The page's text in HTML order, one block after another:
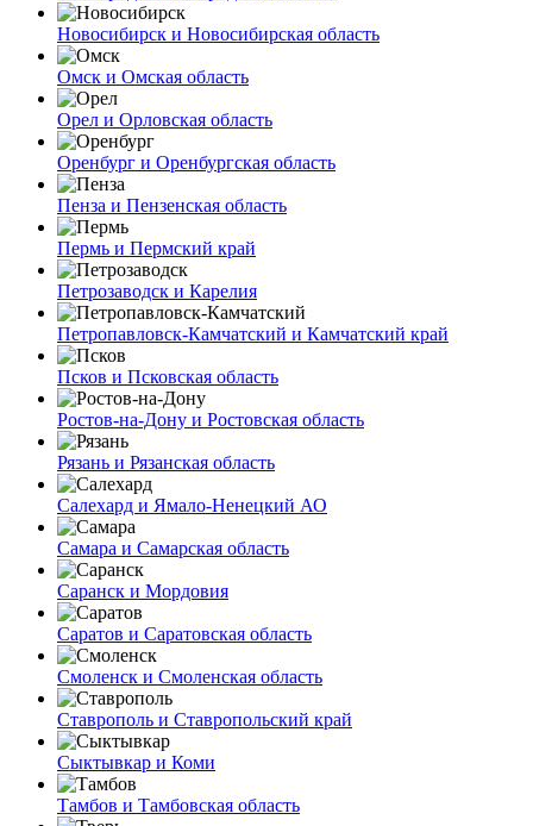
Новосибирск и Новосибирская область
Омск и Омская область
Орел и Орловская область
Оренбург и Оренбургская область
Пенза и Пензенская область
Пермь и Пермский край
Петрозаводск и Карелия
Петропавловск-Камчатский и Камчатский край
Псков и Псковская область
Ростов-на-Дону и Ростовская область
Рязань и Рязанская область
Салехард и Ямало-Ненецкий АО
Самара и Самарская область
Саранск и Мордовия
Саратов и Саратовская область
Смоленск и Смоленская область
Ставрополь и Ставропольский край
Сыктывкар и Коми
Тамбов и Тамбовская область